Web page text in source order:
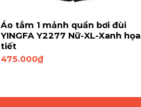
Áo tắm 1 mảnh quần bơi đùi
YINGFA Y2277 Nữ-XL-Xanh họa
tiết
475.000₫